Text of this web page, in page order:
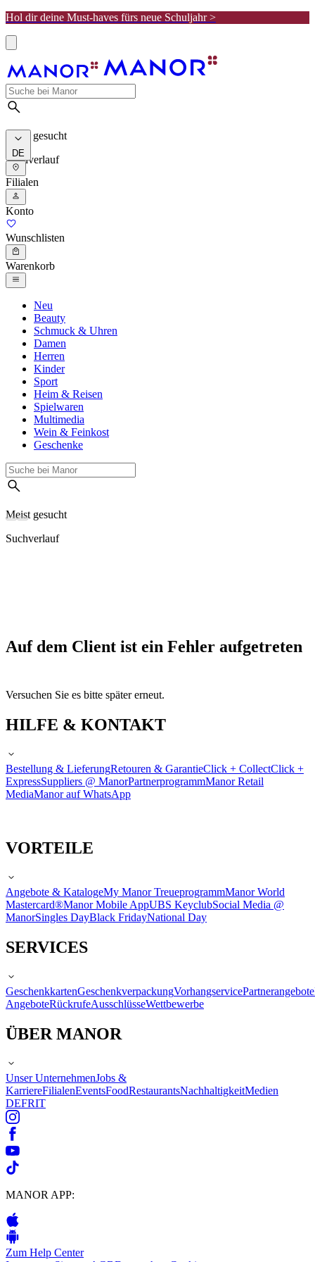
Hol dir deine Must-haves fürs neue Schuljahr >
Meist gesucht
Suchverlauf
DE
Filialen
Konto
Wunschlisten
Warenkorb
Neu
Beauty
Schmuck & Uhren
Damen
Herren
Kinder
Sport
Heim & Reisen
Spielwaren
Multimedia
Wein & Feinkost
Geschenke
Meist gesucht
Suchverlauf
Auf dem Client ist ein Fehler aufgetreten
Versuchen Sie es bitte später erneut.
HILFE & KONTAKT
Bestellung & LieferungRetouren & GarantieClick + CollectClick +
ExpressSuppliers @ ManorPartnerprogrammManor Retail
MediaManor auf WhatsApp
VORTEILE
Angebote & KatalogeMy Manor TreueprogrammManor World
Mastercard®Manor Mobile AppUBS KeyclubSocial Media @
ManorSingles DayBlack FridayNational Day
SERVICES
GeschenkkartenGeschenkverpackungVorhangservicePartnerangebote
AngeboteRückrufeAusschlüsseWettbewerbe
ÜBER MANOR
Unser UnternehmenJobs &
KarriereFilialenEventsFoodRestaurantsNachhaltigkeitMedien
DEFRIT
MANOR APP:
Zum Help Center